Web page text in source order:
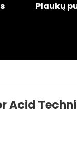
Plaukų
Acid